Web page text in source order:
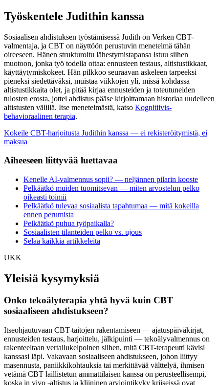
Työskentele Judithin kanssa
Sosiaalisen ahdistuksen työstämisessä Judith on Verken CBT-
valmentaja, ja CBT on näyttöön perustuvin menetelmä tähän
oireeseen. Hänen strukturoitu lähestymistapansa istuu siihen
muotoon, jonka työ todella ottaa: ennusteen testaus, altistustikkaat,
käyttäytymiskokeet. Hän pilkkoo seuraavan askeleen tarpeeksi
pieneksi siedettäväksi, muistaa viikkojen yli, missä kohdassa
altistustikkaita olet, ja pitää kirjaa ennusteiden ja toteutuneiden
tulosten erosta, jottei ahdistus pääse kirjoittamaan historiaa uudelleen
altistusten välillä. Itse menetelmästä, katso Kognitiivis-
behavioraalinen terapia.
Kokeile CBT-harjoitusta Judithin kanssa — ei rekisteröitymistä, ei
maksua
Aiheeseen liittyvää luettavaa
Kenelle AI-valmennus sopii? — neljännen pilarin kooste
Pelkäätkö muiden tuomitsevan — miten arvostelun pelko
oikeasti toimii
Pelkäätkö tulevaa sosiaalista tapahtumaa — mitä kokeilla
ennen perumista
Pelkäätkö puhua työpaikalla?
Sosiaalisten tilanteiden pelko vs. ujous
Selaa kaikkia artikkeleita
UKK
Yleisiä kysymyksiä
Onko tekoälyterapia yhtä hyvä kuin CBT
sosiaaliseen ahdistukseen?
Itseohjautuvaan CBT-taitojen rakentamiseen — ajatuspäiväkirjat,
ennusteiden testaus, harjoittelu, jälkipuinti — tekoälyvalmennus on
rakenteeltaan vertailukelpoinen siihen, mitä CBT-terapeutti kävisi
kanssasi läpi. Vakavaan sosiaaliseen ahdistukseen, johon liittyy
masennusta, paniikkikohtauksia tai merkittävää välttelyä, ihmisen
vetämä CBT laillistetun ammattilaisen kanssa on perusteellisempi,
koska in vivo -altistus ja kliininen arviointikyky kriiseissä ovat